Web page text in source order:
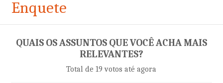
Enquete
QUAIS OS ASSUNTOS QUE VOCÊ ACHA MAIS
RELEVANTES?
Total de 19 votos até agora